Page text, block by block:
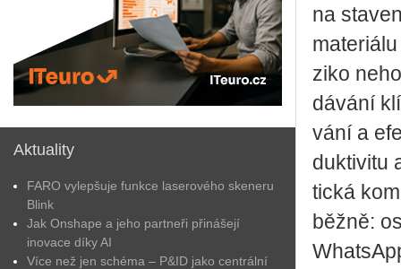
Aktuality
FARO vylepšuje funkce laserového skeneru
Blink
Jak Onshape a jeho partneři přinášejí
inovace díky AI
Více než jen schéma – P&ID jako centrální
na
zi­ko
dá­vá­ní
vá­ní a
duk­ti­vi­tu
tic­ká
běž­ně: